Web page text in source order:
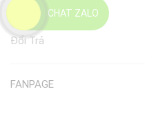
CHAT ZALO
Giao Nhận
Đổi Trả
FANPAGE